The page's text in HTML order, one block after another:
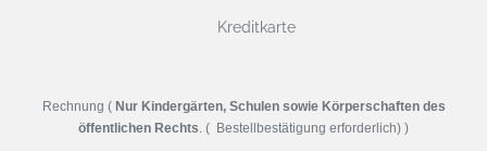
Kreditkarte
Rechnung ( Nur Kindergärten, Schulen sowie Körperschaften des
öffentlichen Rechts . ( Bestellbestätigung erforderlich) )